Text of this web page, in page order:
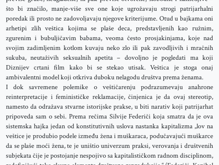
što bi značilo, manje-više sve one koje ugrožavaju strogi patrijarhalni
poredak ili prosto ne zadovoljavaju njegove kriterijume. Otud u bajkama oni
arhetipi zlih veštica kojima se plaše deca, predstavljenih kao ružnim,
zgurenim i bubuljičavim babama, veoma često prosjakinjama, koje nad
svojim zadimljenim kotlom kuvaju neko zlo ili pak zavodljivih i mračnih
sukuba, neutaživih seksualnih apetita – dovoljno je pogledati ma koji
Diznijev crtani film kako bi se stekao utisak. Veštica je stoga onaj
ambivalentni model koji otkriva duboku nelagodu društva prema ženama.
I dok savremene polemike o veštičarenju podrazumevaju anahrone
reinterpretacije i feminističke reklamacije, činjenica je da ovaj stereotip,
namesto da odražava stvarne istorijske prakse, u biti narativ koji patrijarhat
pripoveda sam o sebi. Prema rečima Silvije Federiči koja smatra da je ova
sistemska hajka jedan od konstitutivnih uslova nastanka kapitalizma „lov na
veštice je produbio podele između žena i muškaraca, podučavajući muškarce
da se plaše moći žena, te je uništio univerzum praksi, verovanja i društvenih
subjekata čije je postojanje nespojivo sa kapitalističkom radnom disciplinom,